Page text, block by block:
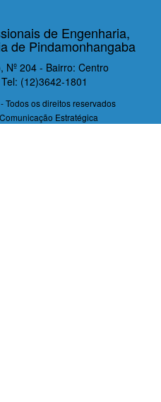
de Engenharia,
de Pindamonhangaba
Nº 204 - Bairro: Centro
(12)3642-1801
Todos os direitos reservados
Estratégica